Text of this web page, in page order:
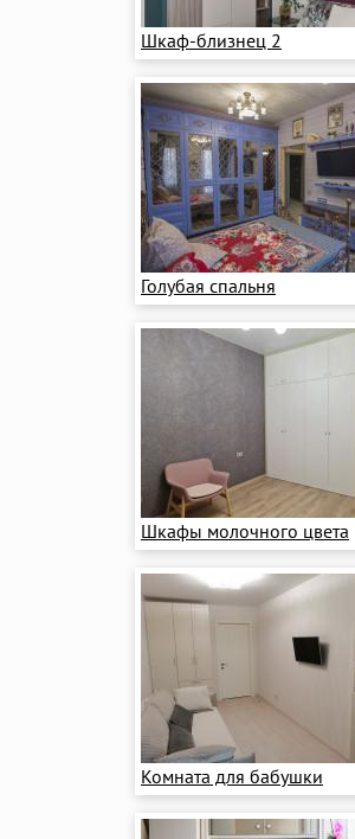
Шкаф-близнец 2
Голубая спальня
Шкафы молочного цвета
Комната для бабушки